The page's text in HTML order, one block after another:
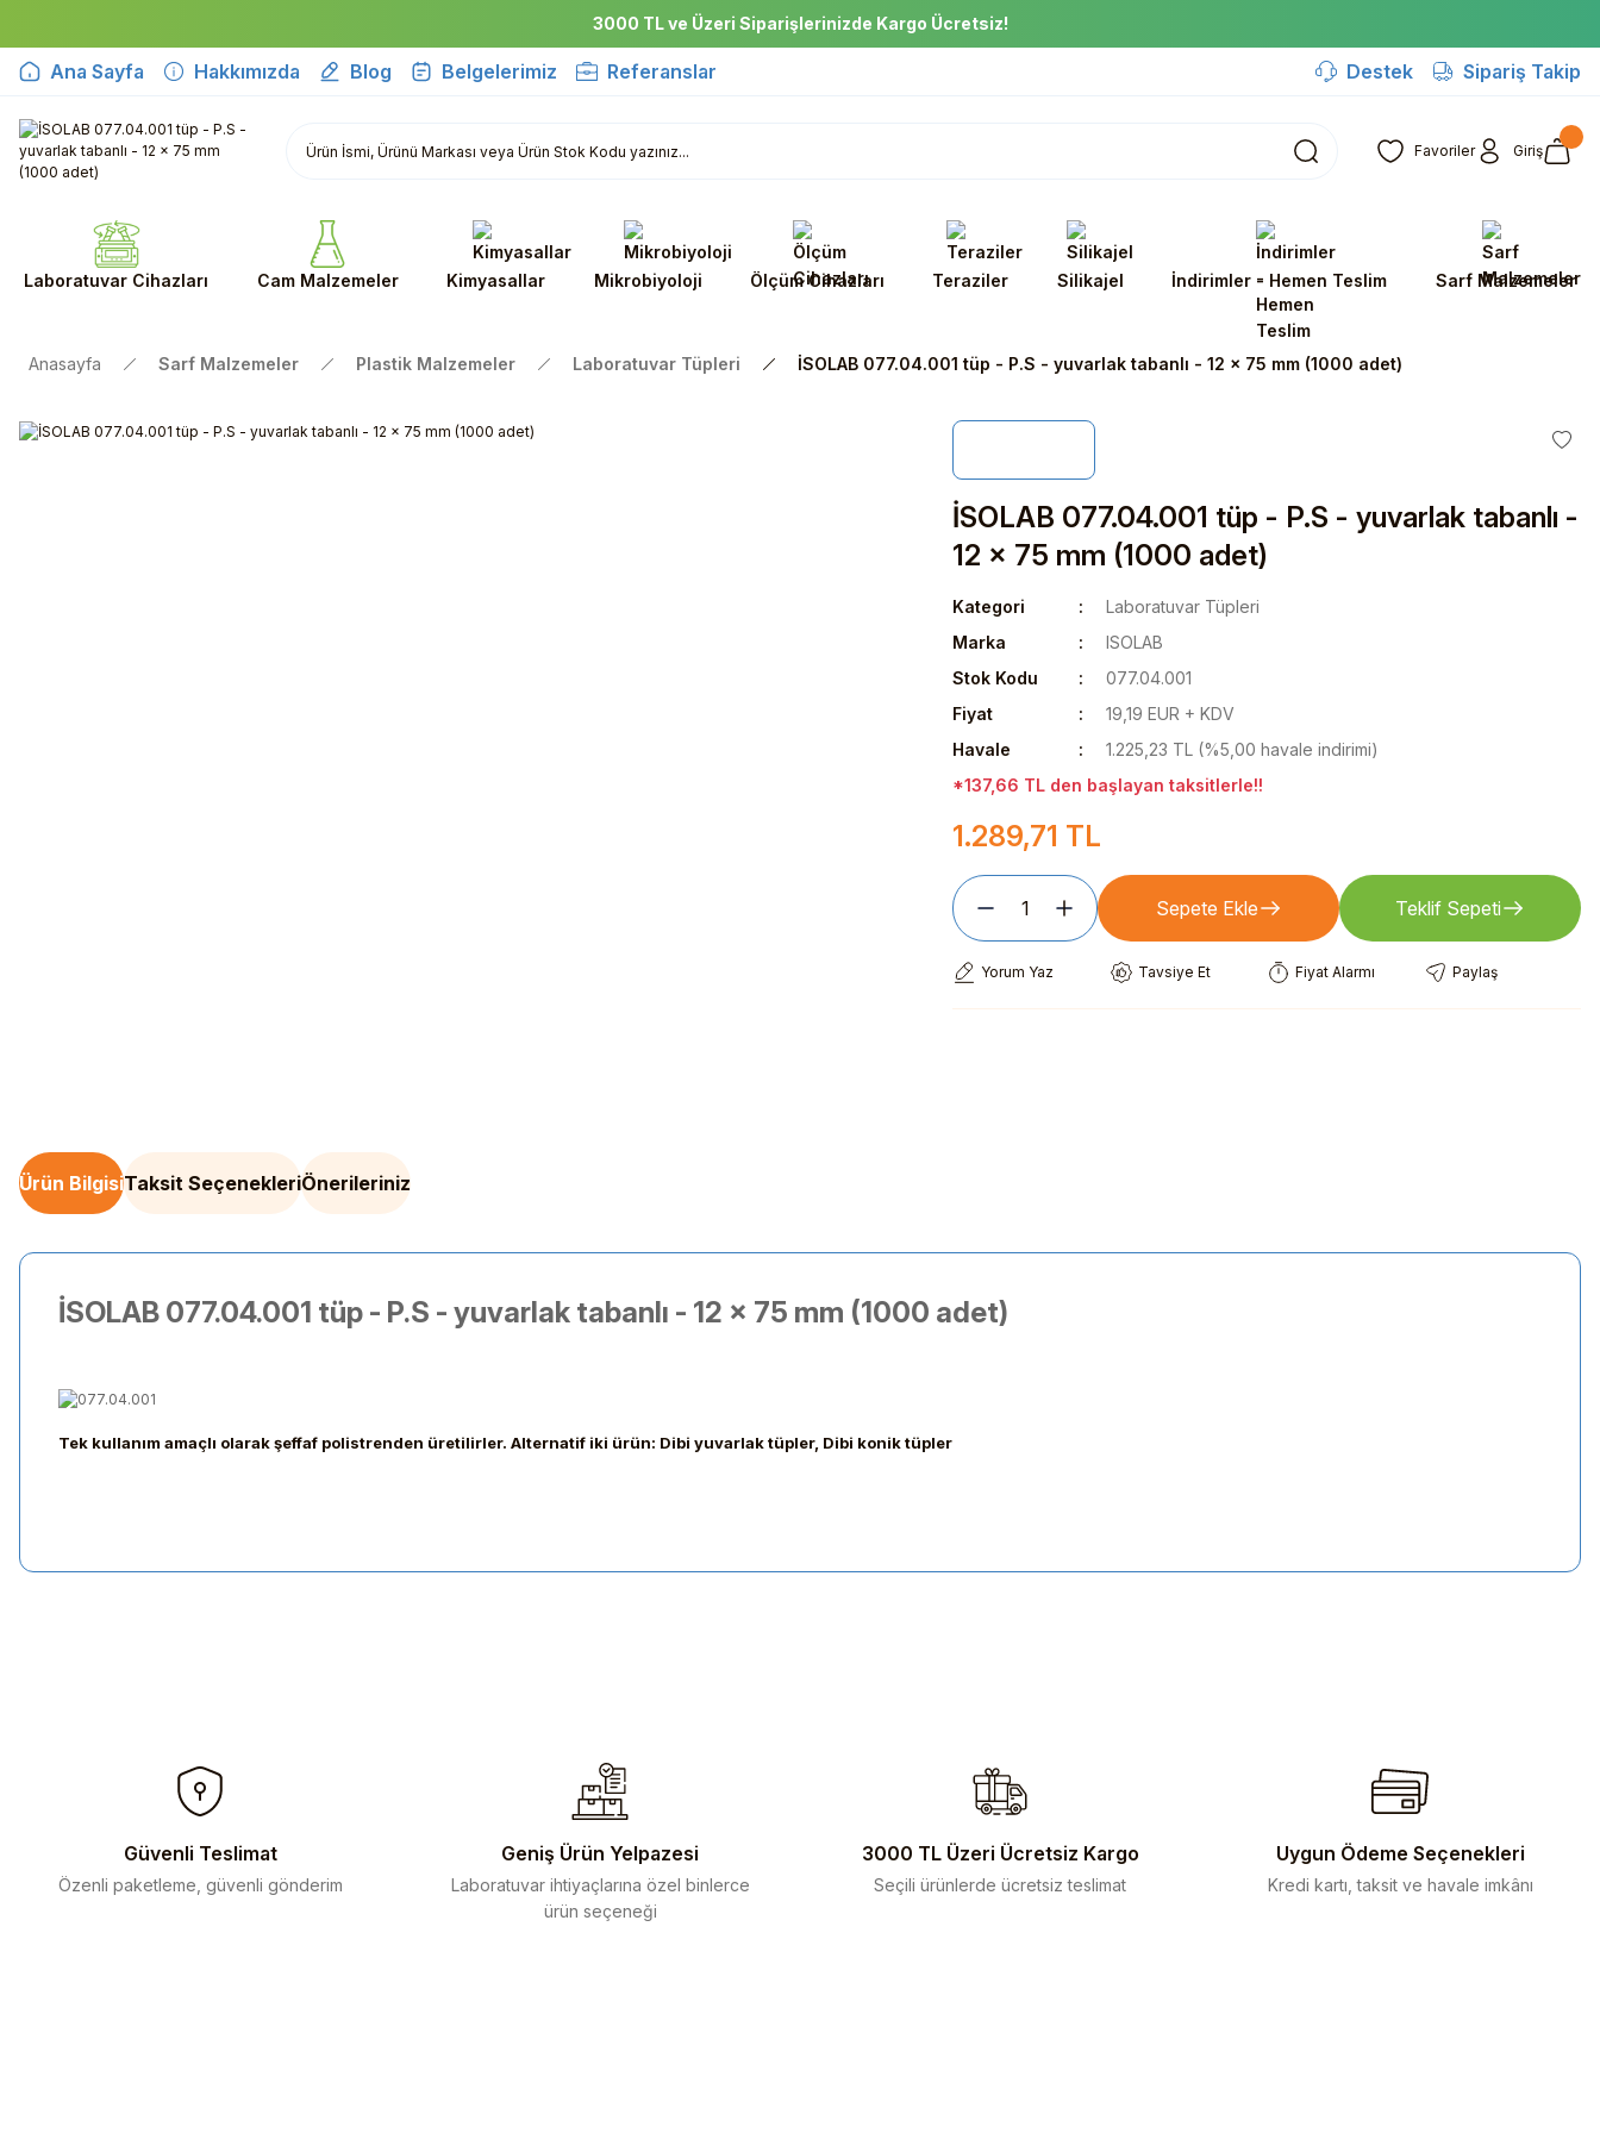
3000 TL ve Üzeri Siparişlerinizde Kargo Ücretsiz!
Ana Sayfa Hakkımızda Blog Belgelerimiz Referanslar Destek Sipariş Takip
Favoriler Giriş
Laboratuvar Cihazları Cam Malzemeler Kimyasallar Mikrobiyoloji Ölçüm Cihazları Teraziler Silikajel İndirimler - Hemen Teslim Sarf Malzemeler
Anasayfa Sarf Malzemeler Plastik Malzemeler Laboratuvar Tüpleri İSOLAB 077.04.001 tüp - P.S - yuvarlak tabanlı - 12 x 75 mm (1000 adet)
İSOLAB 077.04.001 tüp - P.S - yuvarlak tabanlı -
12 x 75 mm (1000 adet)
Kategori
Laboratuvar Tüpleri
Marka
ISOLAB
Stok Kodu
077.04.001
Fiyat
19,19 EUR + KDV
Havale
1.225,23 TL (%5,00 havale indirimi)
*137,66 TL den başlayan taksitlerle!!
1.289,71 TL
Sepete Ekle Teklif Sepeti
Yorum Yaz Tavsiye Et Fiyat Alarmı Paylaş
Ürün BilgisiTaksit SeçenekleriÖnerileriniz
İSOLAB 077.04.001 tüp - P.S - yuvarlak tabanlı - 12 x 75 mm (1000 adet)
Tek kullanım amaçlı olarak şeffaf polistrenden üretilirler. Alternatif iki ürün: Dibi yuvarlak tüpler, Dibi konik tüpler
Ürün bilgilerinde hatalar bulunuyor.
Ürün fiyatı diğer sitelerden daha pahalı.
Güvenli Teslimat
Özenli paketleme, güvenli gönderim
Geniş Ürün Yelpazesi
Laboratuvar ihtiyaçlarına özel binlerce
ürün seçeneği
3000 TL Üzeri Ücretsiz Kargo
Seçili ürünlerde ücretsiz teslimat
Uygun Ödeme Seçenekleri
Kredi kartı, taksit ve havale imkânı